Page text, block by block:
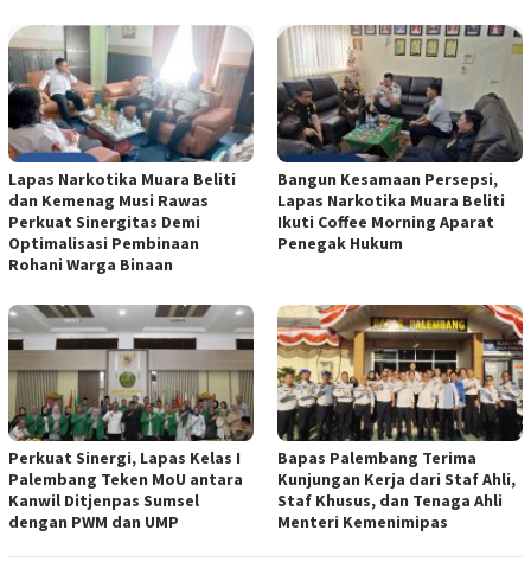
Lapas Narkotika Muara Beliti
dan Kemenag Musi Rawas
Perkuat Sinergitas Demi
Optimalisasi Pembinaan
Rohani Warga Binaan
Bangun Kesamaan Persepsi,
Lapas Narkotika Muara Beliti
Ikuti Coffee Morning Aparat
Penegak Hukum
Perkuat Sinergi, Lapas Kelas I
Palembang Teken MoU antara
Kanwil Ditjenpas Sumsel
dengan PWM dan UMP
Bapas Palembang Terima
Kunjungan Kerja dari Staf Ahli,
Staf Khusus, dan Tenaga Ahli
Menteri Kemenimipas